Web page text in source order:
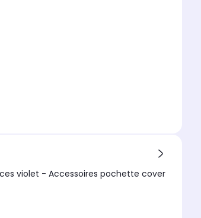
violet - Accessoires pochette cover